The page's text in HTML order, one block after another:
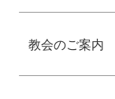
教会のご案内